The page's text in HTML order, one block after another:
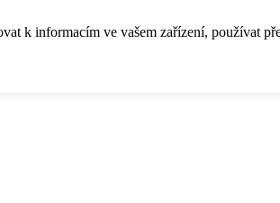
k informacím ve vašem zařízení, používat